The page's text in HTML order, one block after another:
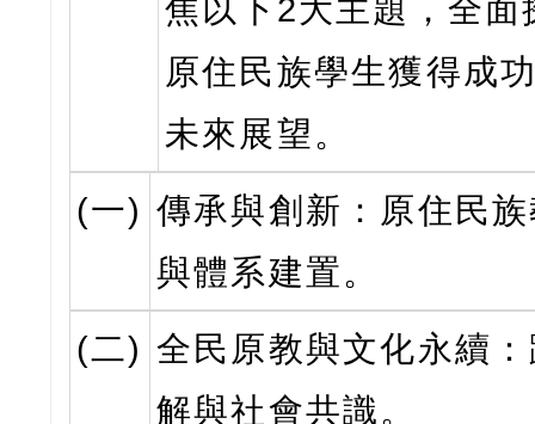
焦以下2大主題，全面
原住民族學生獲得成
未來展望。
(一) 傳承與創新：原住民
與體系建置。
(二) 全民原教與文化永續
解與社會共識。